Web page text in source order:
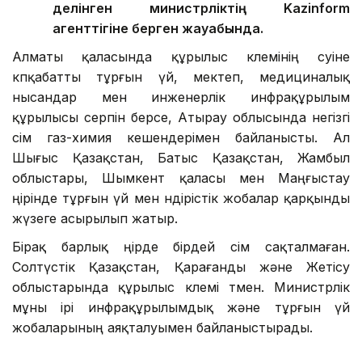
делінген министрліктің Kazinform
агенттігіне берген жауабында.
Алматы қаласында құрылыс көлемінің өсуіне
көпқабатты тұрғын үй, мектеп, медициналық
нысандар мен инженерлік инфрақұрылым
құрылысы серпін берсе, Атырау облысында негізгі
өсім газ-химия кешендерімен байланысты. Ал
Шығыс Қазақстан, Батыс Қазақстан, Жамбыл
облыстары, Шымкент қаласы мен Маңғыстау
өңірінде тұрғын үй мен өндірістік жобалар қарқынды
жүзеге асырылып жатыр.
Бірақ барлық өңірде бірдей өсім сақталмаған.
Солтүстік Қазақстан, Қарағанды және Жетісу
облыстарында құрылыс көлемі төмен. Министрлік
мұны ірі инфрақұрылымдық және тұрғын үй
жобаларының аяқталуымен байланыстырады.